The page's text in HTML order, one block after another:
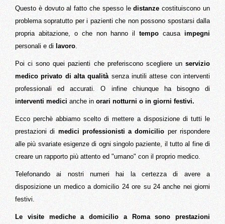
Questo è dovuto al fatto che spesso ledistanze costituiscono un
problema sopratutto per i pazienti che non possono spostarsi dalla
propria abitazione, o che non hanno iltempo causaimpegni
personali e di lavoro.
Poi ci sono quei pazienti che preferiscono scegliere un servizio
medico privato di alta qualitàsenza inutili attese con interventi
professionali ed accurati. O infine chiunque ha bisogno di
interventi medici anche in orari notturni o in giorni festivi.
Ecco perchè abbiamo scelto di mettere a disposizione di tutti le
prestazioni di medici professionisti a domicilio per rispondere
alle più svariate esigenze di ogni singolo paziente, il tutto al fine di
creare un rapporto più attento ed "umano" con il proprio medico.
Telefonando ai nostri numeri hai la certezza di avere a
disposizione un medico a domicilio 24 ore su 24 anche nei giorni
festivi.
Le visite mediche a domicilio a Roma sono prestazioni